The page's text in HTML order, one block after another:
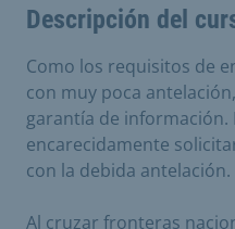
Descripción del
Como los requisitos de
con muy poca
garantía de información.
encarecidamente
con la debida antelación.
Al cruzar fronteras